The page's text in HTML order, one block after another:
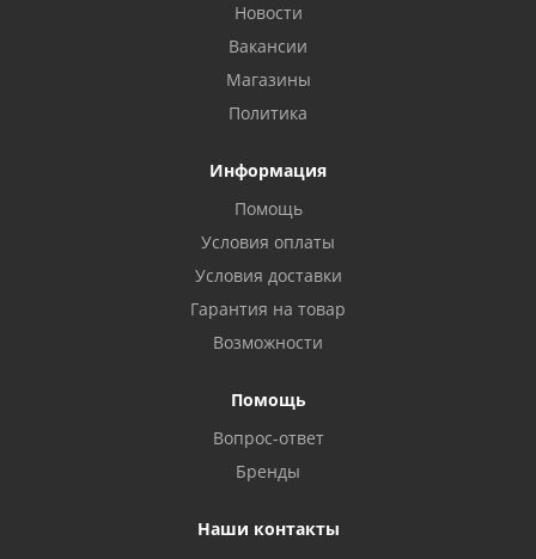
Новости
Вакансии
Магазины
Политика
Информация
Помощь
Условия оплаты
Условия доставки
Гарантия на товар
Возможности
Помощь
Вопрос-ответ
Бренды
Наши контакты